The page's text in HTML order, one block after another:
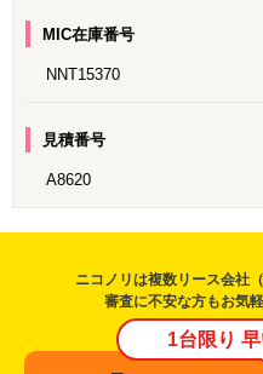
MIC在庫番号
NNT15370
見積番号
A8620
ニコノリは複数リース会社
審査に不安な方もお気
1台限り